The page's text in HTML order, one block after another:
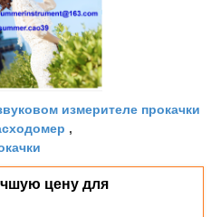
измерителе прокачки
,
цену для